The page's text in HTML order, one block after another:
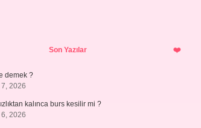
Son Yazılar
demek ?
2026
kalınca burs kesilir mi ?
2026